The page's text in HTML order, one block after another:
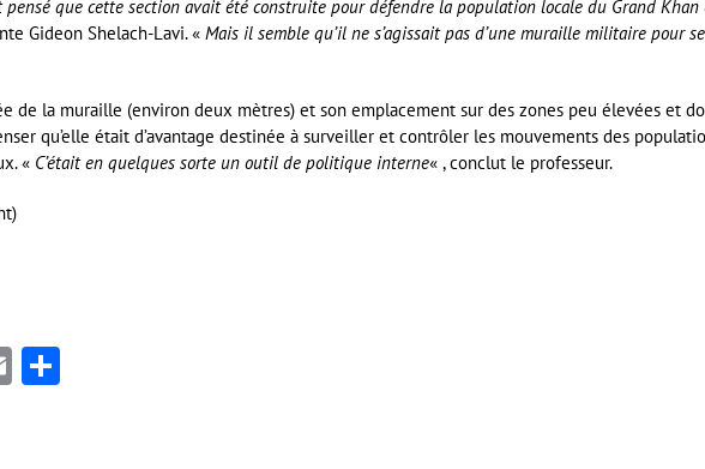
pensé que cette section avait été construite pour défendre la population locale du Grand Khan
Gideon Shelach-Lavi. « Mais il semble qu’il ne s’agissait pas d’une muraille militaire pour se
de la muraille (environ deux mètres) et son emplacement sur des zones peu élevées et
qu’elle était d’avantage destinée à surveiller et contrôler les mouvements des
« C’était en quelques sorte un outil de politique interne« , conclut le professeur.
Email